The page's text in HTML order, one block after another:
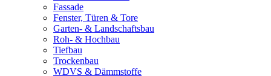
Fassade
Fenster, Türen & Tore
Garten- & Landschaftsbau
Roh- & Hochbau
Tiefbau
Trockenbau
WDVS & Dämmstoffe